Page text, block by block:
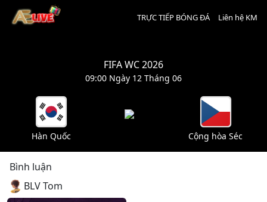
TRỰC TIẾP BÓNG ĐÁ Liên hệ KM
FIFA WC 2026
09:00 Ngày 12 Tháng 06
Hàn Quốc Cộng hòa Séc
Bình luận
BLV Tom